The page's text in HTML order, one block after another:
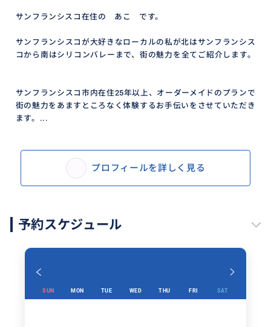
サンフランシスコ在住の あこ です。
サンフランシスコが大好きなローカルの私が北はサンフランシス
コから南はシリコンバレーまで、街の魅力を全てご紹介します。
サンフランシスコ市内在住25年以上、オーダーメイドのプランで
街の魅力をあますところなく体験するお手伝いをさせていただき
ます。...
プロフィールを詳しく見る
予約スケジュール
SUN MON TUE WED THU FRI SAT